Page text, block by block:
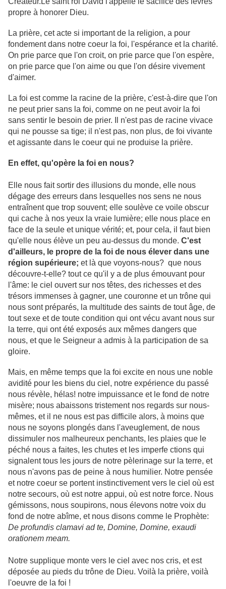
propre à honorer Dieu.
La prière, cet acte si important de la religion, a pour
fondement dans notre coeur la foi, l'espérance et la charité.
On prie parce que l'on croit, on prie parce que l'on espère,
on prie parce que l'on aime ou que l'on désire vivement
d'aimer.
La foi est comme la racine de la prière, c'est-à-dire que l'on
ne peut prier sans la foi, comme on ne peut avoir la foi
sans sentir le besoin de prier. Il n'est pas de racine vivace
qui ne pousse sa tige; il n'est pas, non plus, de foi vivante
et agissante dans le coeur qui ne produise la prière.
En effet, qu'opère la foi en nous?
Elle nous fait sortir des illusions du monde, elle nous
dégage des erreurs dans lesquelles nos sens ne nous
entraînent que trop souvent; elle soulève ce voile obscur
qui cache à nos yeux la vraie lumière; elle nous place en
face de la seule et unique vérité; et, pour cela, il faut bien
qu'elle nous élève un peu au-dessus du monde. C'est
d'ailleurs, le propre de la foi de nous élever dans une
région supérieure; et là que voyons-nous? que nous
découvre-t-elle? tout ce qu'il y a de plus émouvant pour
l'âme: le ciel ouvert sur nos têtes, des richesses et des
trésors immenses à gagner, une couronne et un trône qui
nous sont préparés, la multitude des saints de tout âge, de
tout sexe et de toute condition qui ont vécu avant nous sur
la terre, qui ont été exposés aux mêmes dangers que
nous, et que le Seigneur a admis à la participation de sa
gloire.
Mais, en même temps que la foi excite en nous une noble
avidité pour les biens du ciel, notre expérience du passé
nous révèle, hélas! notre impuissance et le fond de notre
misère; nous abaissons tristement nos regards sur nous-
mêmes, et il ne nous est pas difficile alors, à moins que
nous ne soyons plongés dans l'aveuglement, de nous
dissimuler nos malheureux penchants, les plaies que le
péché nous a faites, les chutes et les imperfe ctions qui
signalent tous les jours de notre pèlerinage sur la terre, et
nous n'avons pas de peine à nous humilier. Notre pensée
et notre coeur se portent instinctivement vers le ciel où est
notre secours, où est notre appui, où est notre force. Nous
gémissons, nous soupirons, nous élevons notre voix du
fond de notre abîme, et nous disons comme le Prophète:
De profundis clamavi ad te, Domine, Domine, exaudi
orationem meam.
Notre supplique monte vers le ciel avec nos cris, et est
déposée au pieds du trône de Dieu. Voilà la prière, voilà
l'oeuvre de la foi !